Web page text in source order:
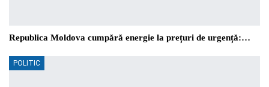
Republica Moldova cumpără energie la prețuri de urgență:…
POLITIC